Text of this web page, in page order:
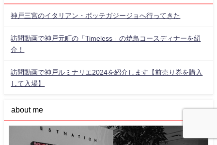
神戸三宮のイタリアン・ボッテガジージョへ行ってきた
訪問動画で神戸元町の「Timeless」の焼鳥コースディナーを紹
介！
訪問動画で神戸ルミナリエ2024を紹介します【前売り券を購入
して入場】
about me